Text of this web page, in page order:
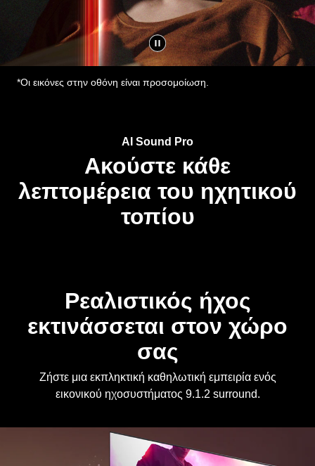
*Οι εικόνες στην οθόνη είναι προσομοίωση.
Ακούστε κάθε
λεπτομέρεια του ηχητικού
τοπίου
εκτινάσσεται στον χώρο
σας
Ζήστε μια εκπληκτική καθηλωτική εμπειρία ενός
εικονικού ηχοσυστήματος 9.1.2 surround.